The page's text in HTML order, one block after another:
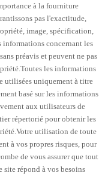
à la fourniture
pas l'exactitude,
image, spécification,
concernant les
préavis et peuvent ne pas
les informations
utilisées uniquement à titre
basé sur les informations
aux utilisateurs de
répertorié pour obtenir les
utilisation de toute
à vos propres risques, pour
de vous assurer que tout
répond à vos besoins